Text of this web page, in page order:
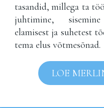
tasandid, millega ta
juhtimine,
elamisest ja suhetest
tema elus võtmesõnad.
LOE